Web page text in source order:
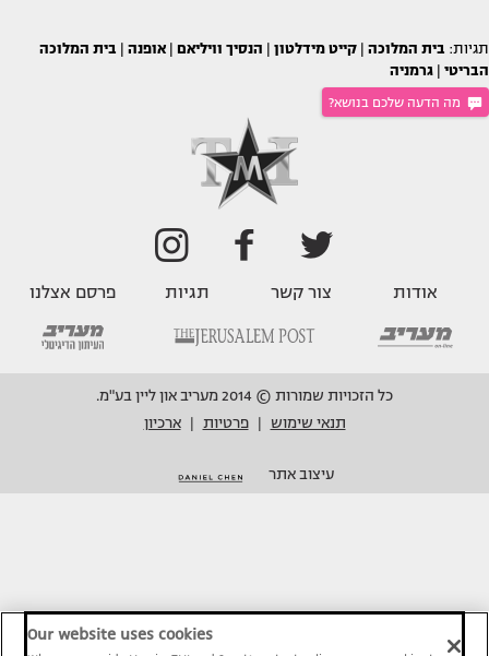
תגיות: בית המלוכה קייט מידלטון הנסיך וויליאם אופנה
בית המלוכה
הבריטי
גרמניה
מה הדעה שלכם בנושא?
אודות צור קשר תגיות פרסם אצלנו
כל הזכויות שמורות © 2014 מעריב און ליין בע"מ.
תנאי שימוש
פרטיות ארכיון
עיצוב אתר
Our website uses cookies